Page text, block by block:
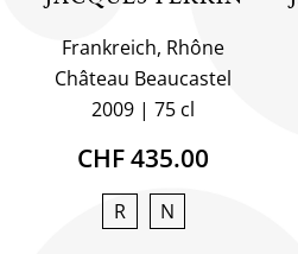
Frankreich, Rhône
Château Beaucastel
2009
75 cl
CHF 435.00
R N